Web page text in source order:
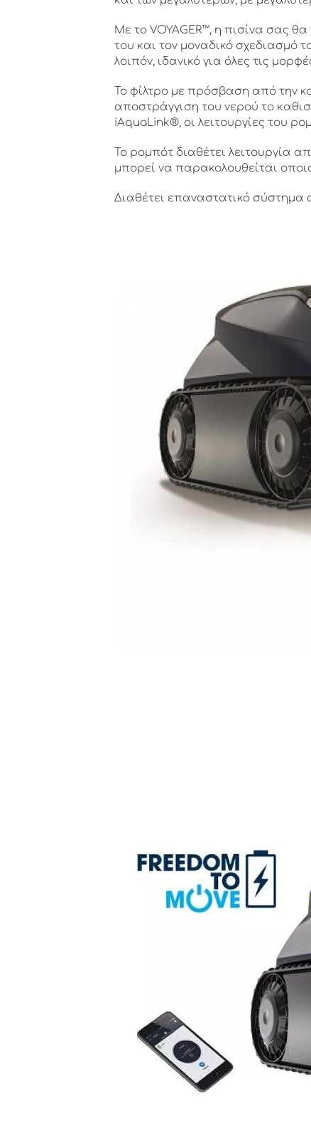
Με το VOYAGER™, η πισίνα σας
του και τον μοναδικό σχεδιασμό
λοιπόν, ιδανικό για όλες τις
Το φίλτρο με πρόσβαση από την
αποστράγγιση του νερού το
iAquaLink®, οι λειτουργίες του
Το ρομπότ διαθέτει λειτουργία
μπορεί να παρακολουθείται
Διαθέτει επαναστατικό σύστημα